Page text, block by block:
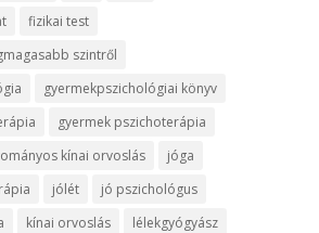
fizikai test
szintről
gyermekpszichológiai könyv
gyermek pszichoterápia
kínai orvoslás
jóga
jólét
jó pszichológus
kínai orvoslás
lélekgyógyász